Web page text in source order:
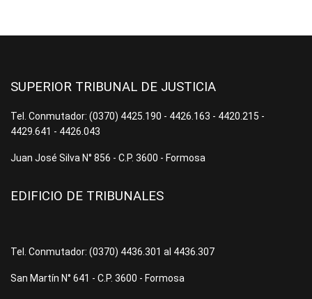
SUPERIOR TRIBUNAL DE JUSTICIA
Tel. Conmutador: (0370) 4425.190 - 4426.163 - 4420.215 -
4429.641 - 4426.043
Juan José Silva N° 856 - C.P. 3600 - Formosa
EDIFICIO DE TRIBUNALES
Tel. Conmutador: (0370) 4436.301 al 4436.307
San Martín N° 641 - C.P. 3600 - Formosa